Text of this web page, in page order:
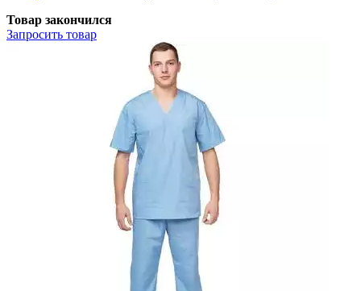
Товар закончился
Запросить товар